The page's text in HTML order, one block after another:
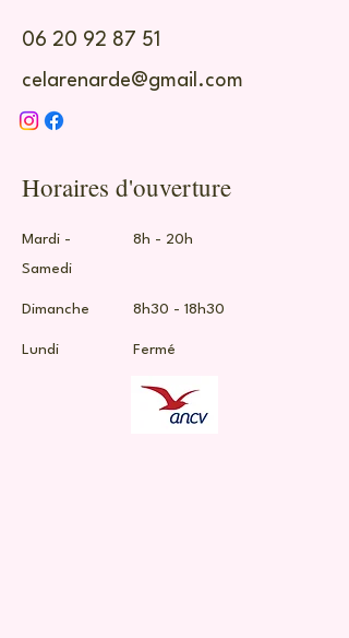
06 20 92 87 51
celarenarde@gmail.com
Horaires d'ouverture
Mardi -
Samedi
8h - 20h
Dimanche ​8h30 - 18h30
Lundi Fermé